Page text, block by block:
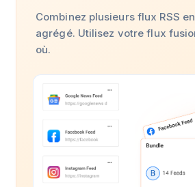
Combinez plusieurs flux RSS
agrégé. Utilisez votre flux
où.